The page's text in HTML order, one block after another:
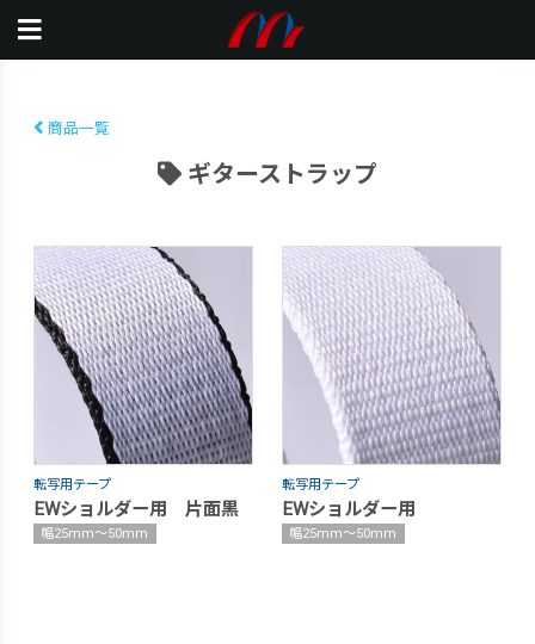
商品一覧
ギターストラップ
転写用テープ
EWショルダー用 片面黒
幅25mm〜50mm
転写用テープ
EWショルダー用
幅25mm〜50mm